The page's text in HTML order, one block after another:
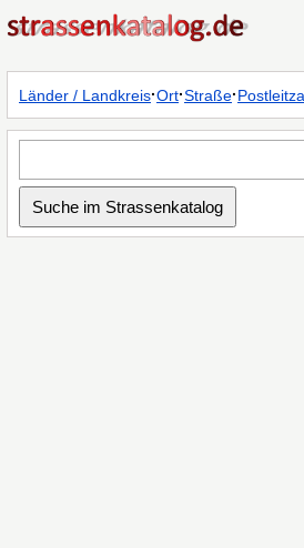
Länder / Landkreis·Ort·Straße·